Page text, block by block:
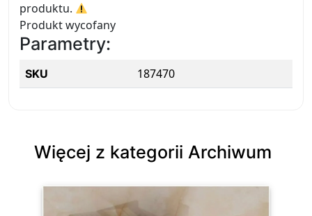
produktu.
Produkt wycofany
Parametry:
SKU 187470
Więcej z kategorii Archiwum